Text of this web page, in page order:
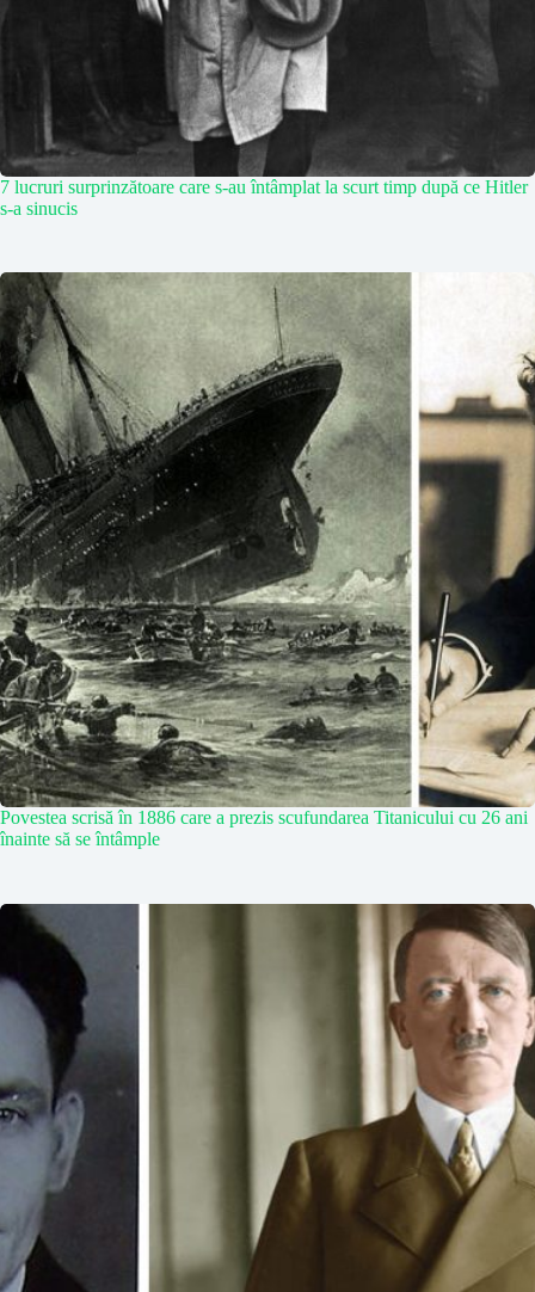
7 lucruri surprinzătoare care s-au întâmplat la scurt timp după ce Hitler
s-a sinucis
Povestea scrisă în 1886 care a prezis scufundarea Titanicului cu 26 ani
înainte să se întâmple